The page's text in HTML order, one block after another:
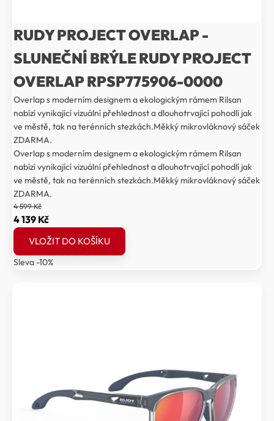
RUDY PROJECT OVERLAP -
SLUNEČNÍ BRÝLE RUDY PROJECT
OVERLAP RPSP775906-0000
Overlap s moderním designem a ekologickým rámem Rilsan
nabízí vynikající vizuální přehlednost a dlouhotrvající pohodlí jak
ve městě, tak na terénních stezkách.Měkký mikrovláknový sáček
ZDARMA.
Overlap s moderním designem a ekologickým rámem Rilsan
nabízí vynikající vizuální přehlednost a dlouhotrvající pohodlí jak
ve městě, tak na terénních stezkách.Měkký mikrovláknový sáček
ZDARMA.
4 599Kč
Původní
cena
byla:
4
4 139 KčAktuální
cena
4
VLOŽIT DO KOŠÍKU
Sleva -10%